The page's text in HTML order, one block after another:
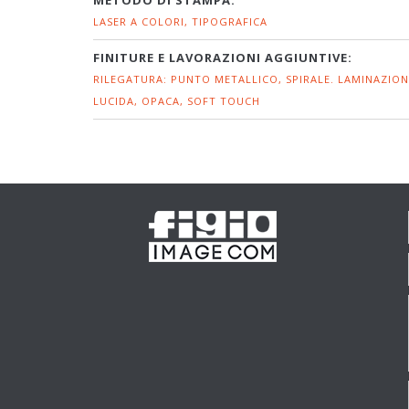
LASER A COLORI, TIPOGRAFICA
FINITURE E LAVORAZIONI AGGIUNTIVE:
RILEGATURA: PUNTO METALLICO, SPIRALE.
LUCIDA, OPACA, SOFT TOUCH